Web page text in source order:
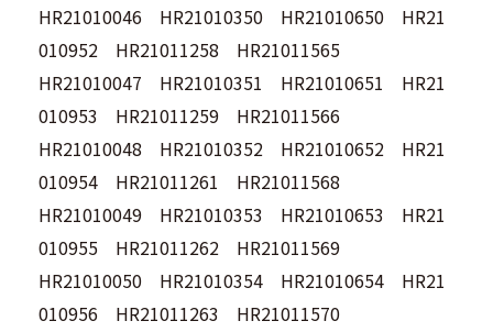
HR21010046 HR21010350 HR21010650 HR21
010952 HR21011258 HR21011565
HR21010047 HR21010351 HR21010651 HR21
010953 HR21011259 HR21011566
HR21010048 HR21010352 HR21010652 HR21
010954 HR21011261 HR21011568
HR21010049 HR21010353 HR21010653 HR21
010955 HR21011262 HR21011569
HR21010050 HR21010354 HR21010654 HR21
010956 HR21011263 HR21011570